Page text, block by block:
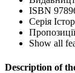
ISBN
Серія
Пропозиції
Show all
Description of